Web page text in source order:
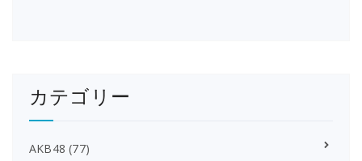
カテゴリー
AKB48 (77)